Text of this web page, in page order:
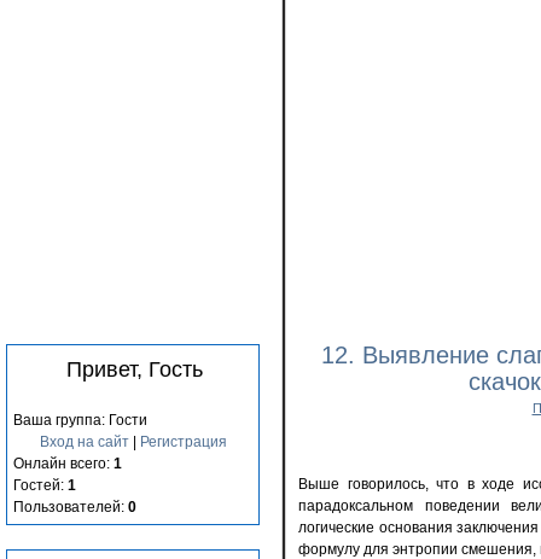
Привет, Гость
Ваша группа: Гости
Вход на сайт|
Регистрация
Онлайн всего: 1
Гостей: 1
Пользователей: 0
12. Выявление
Выше говорилось, что в ходе
парадоксальном поведении
логические основания
формулу для энтропии